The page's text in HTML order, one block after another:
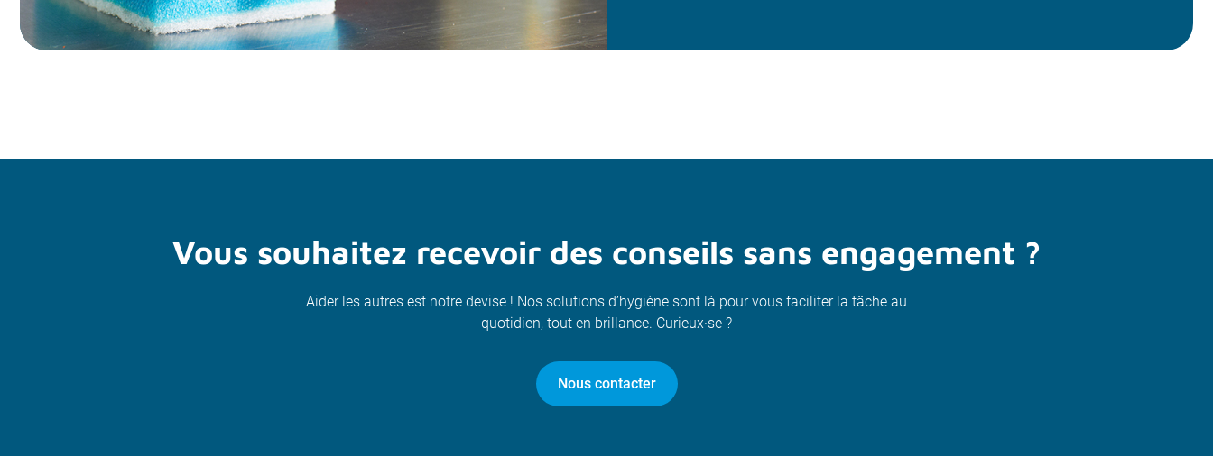
Vous souhaitez recevoir des conseils sans engagement ?
Aider les autres est notre devise ! Nos solutions d’hygiène sont là pour vous faciliter la tâche au
quotidien, tout en brillance. Curieux·se ?
Nous contacter